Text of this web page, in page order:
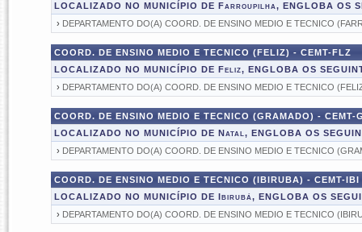
LOCALIZADO NO MUNICÍPIO DE Farroupilha, ENGLOBA OS
› DEPARTAMENTO DO(A) COORD. DE ENSINO MEDIO E TECNICO
COORD. DE ENSINO MEDIO E TECNICO (FELIZ) - CEMT-FLZ
LOCALIZADO NO MUNICÍPIO DE Feliz, ENGLOBA OS
› DEPARTAMENTO DO(A) COORD. DE ENSINO MEDIO E TECNICO
COORD. DE ENSINO MEDIO E TECNICO (GRAMADO) - CEMT-
LOCALIZADO NO MUNICÍPIO DE Natal, ENGLOBA OS
› DEPARTAMENTO DO(A) COORD. DE ENSINO MEDIO E TECNICO
COORD. DE ENSINO MEDIO E TECNICO (IBIRUBA) - CEMT-IBI
LOCALIZADO NO MUNICÍPIO DE Ibirubá, ENGLOBA OS
› DEPARTAMENTO DO(A) COORD. DE ENSINO MEDIO E TECNICO